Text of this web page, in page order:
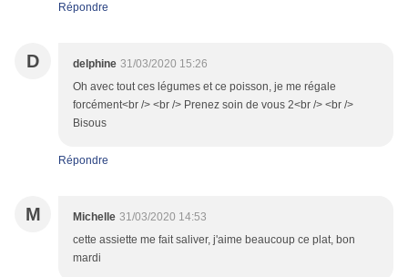
Répondre
D delphine 31/03/2020 15:26
Oh avec tout ces légumes et ce poisson, je me régale
forcément<br /> <br /> Prenez soin de vous 2<br /> <br />
Bisous
Répondre
M Michelle 31/03/2020 14:53
cette assiette me fait saliver, j'aime beaucoup ce plat, bon
mardi